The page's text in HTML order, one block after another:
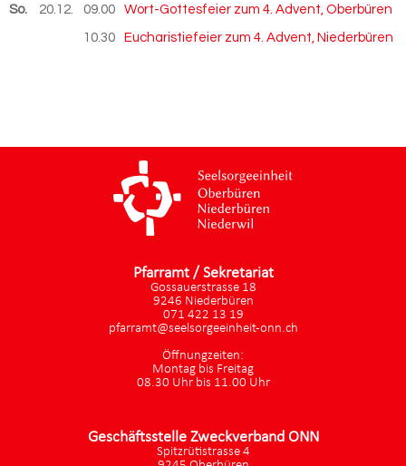
So. 20.12. 2026
09.00 Wort-Gottesfeier zum 4. Advent, Oberbüren
10.30 Eucharistiefeier zum 4. Advent, Niederbüren
Pfarramt / Sekretariat
Gossauerstrasse 18
9246 Niederbüren
071 422 13 19
pfarramt@seelsorgeeinheit-onn.ch
Öffnungzeiten:
Montag bis Freitag
08.30 Uhr bis 11.00 Uhr
Geschäftsstelle Zweckverband ONN
Spitzrütistrasse 4